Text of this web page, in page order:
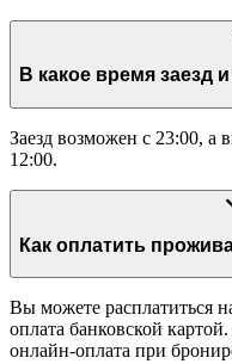
Заезд возможен с 23:00, а
12:00.
Вы можете расплатиться
оплата банковской
онлайн-оплата при